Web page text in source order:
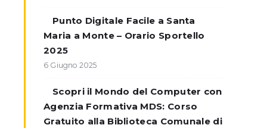
Punto Digitale Facile a Santa
Maria a Monte – Orario Sportello
2025
6 Giugno 2025
Scopri il Mondo del Computer con
Agenzia Formativa MDS: Corso
Gratuito alla Biblioteca Comunale di